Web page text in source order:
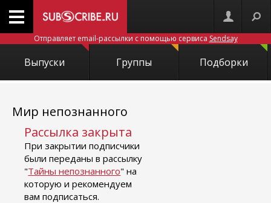
Отправляет email-рассылки с помощью сервиса Sendsay
Выпуски Группы Подборки
Мир непознанного
Рассылка закрыта
При закрытии подписчики
были переданы в рассылку
"Тайны непознанного" на
которую и рекомендуем
вам подписаться.